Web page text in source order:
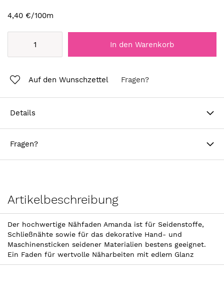
4,40 €/100m
In den Warenkorb
Auf den Wunschzettel Fragen?
Details
Fragen?
Artikelbeschreibung
Der hochwertige Nähfaden Amanda ist für Seidenstoffe,
Schließnähte sowie für das dekorative Hand- und
Maschinensticken seidener Materialien bestens geeignet.
Ein Faden für wertvolle Näharbeiten mit edlem Glanz